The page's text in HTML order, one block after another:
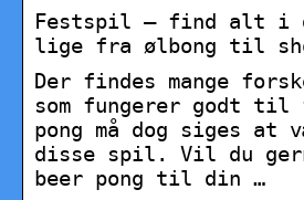
Festspil – find alt i
lige fra ølbong til
Der findes mange
som fungerer godt til
pong må dog siges at
disse spil. Vil du
beer pong til din …